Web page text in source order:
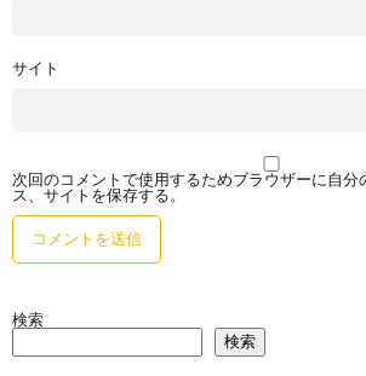
サイト
次回のコメントで使用するためブラウザーに自分
ス、サイトを保存する。
検索
検索